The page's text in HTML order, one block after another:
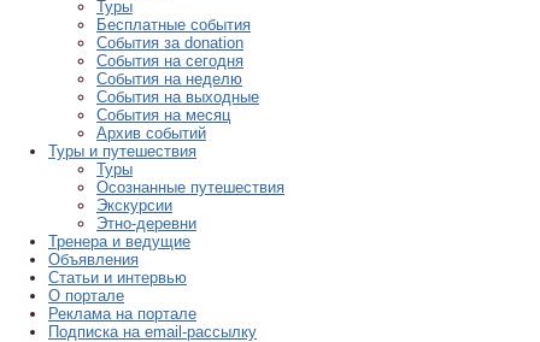
Туры
Бесплатные события
События за donation
События на сегодня
События на неделю
События на выходные
События на месяц
Архив событий
Туры и путешествия
Туры
Осознанные путешествия
Экскурсии
Этно-деревни
Тренера и ведущие
Объявления
Статьи и интервью
О портале
Реклама на портале
Подписка на email-рассылку